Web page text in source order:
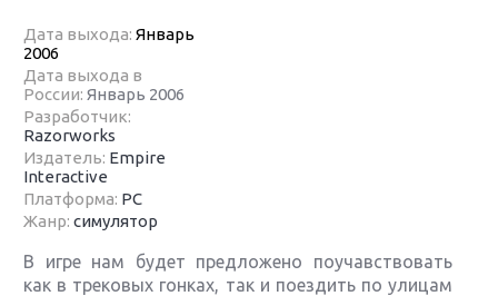
Дата выхода:Январь
2006
Дата выхода в
России:Январь 2006
Разработчик:
Razorworks
Издатель: Empire
Interactive
Платформа: PC
Жанр:симулятор
В игре нам будет предложено поучавствовать
как в трековых гонках, так и поездить по улицам